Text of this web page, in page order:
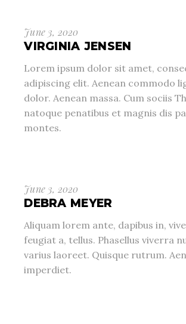
June 3, 2020
VIRGINIA JENSEN
Lorem ipsum dolor sit amet,
adipiscing elit. Aenean commodo
dolor. Aenean massa. Cum sociis
natoque penatibus et magnis dis
montes.
June 3, 2020
DEBRA MEYER
Aliquam lorem ante, dapibus in,
feugiat a, tellus. Phasellus viverra
varius laoreet. Quisque rutrum.
imperdiet.